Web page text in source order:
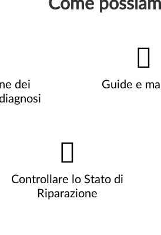
Come
dei
Guide e
Controllare lo Stato di
Riparazione